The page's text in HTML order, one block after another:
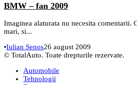
BMW – fan 2009
Imaginea alaturata nu necesita comentarii.
mari, si...
•Iulian Senos26 august 2009
© TotalAuto. Toate drepturile rezervate.
Automobile
Tehnologii